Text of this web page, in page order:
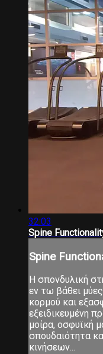
32:03
Spine
Spine
Η σπονδυλική
εν τω βάθει
κορμού και
εξειδικευμένη
μοίρα, οσφυϊκή
σπουδαιότητα
κινήσεων...